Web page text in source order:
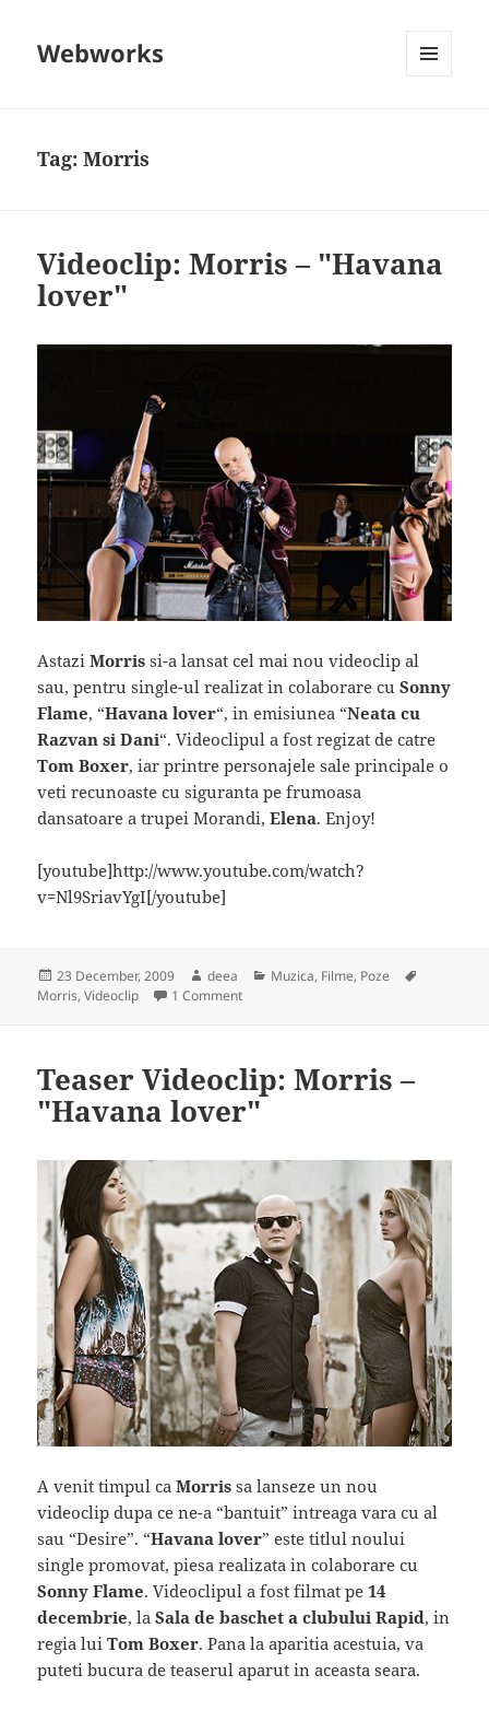
Webworks
Tag:Morris
Videoclip: Morris – "Havana
lover"
AstaziMorris si-a lansat cel mai nou videoclip al
sau, pentru single-ul realizat in colaborare cuSonny
Flame, “Havana lover“, in emisiunea “Neata cu
Razvan si Dani“. Videoclipul a fost regizat de catre
Tom Boxer, iar printre personajele sale principale o
veti recunoaste cu siguranta pe frumoasa
dansatoare a trupei Morandi, Elena. Enjoy!
[youtube]http://www.youtube.com/watch?
v=Nl9SriavYgI[/youtube]
Posted
on
23 December, 2009 Author
deea Categories
Muzica, Filme, Poze
Morris,Videoclip 1 Commenton Videoclip: Morris – "Havana lover"
Teaser Videoclip: Morris –
"Havana lover"
A venit timpul caMorrissa lanseze un nou
videoclip dupa ce ne-a “bantuit” intreaga vara cu al
sau “Desire”. “Havana lover” este titlul noului
single promovat, piesa realizata in colaborare cu
Sonny Flame. Videoclipul a fost filmat pe14
decembrie, laSala de baschet a clubului Rapid, in
regia luiTom Boxer. Pana la aparitia acestuia, va
puteti bucura de teaserul aparut in aceasta seara.